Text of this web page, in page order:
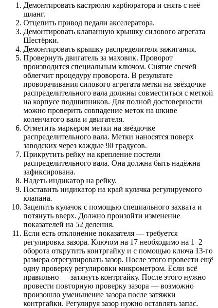
Демонтировать кастрюлю карбюратора и снять с неё
шланг.
Отцепить привод педали акселератора.
Демонтировать клапанную крышку силового агрегата
Шестёрки.
Демонтировать крышку распределителя зажигания.
Провернуть двигатель за маховик. Проворот
производится специальным ключом. Снятие свечей
облегчит процедуру проворота. В результате
проворачивания силового агрегата метки на звёздочке
распределительного вала должны совместиться с меткой
на корпусе подшипников. Для полной достоверности
можно проверить совпадение меток на шкиве
коленчатого вала и двигателя.
Отметить маркером метки на звёздочке
распределительного вала. Метки наносятся поверх
заводских через каждые 90 градусов.
Прикрутить рейку на крепление постели
распределительного вала. Она должна быть надёжна
зафиксирована.
Надеть индикатор на рейку.
Поставить индикатор на край кулачка регулируемого
клапана.
Зацепить кулачок с помощью специального захвата и
потянуть вверх. Должно произойти изменение
показателей на 52 деления.
Если есть отклонение показателя — требуется
регулировка зазора. Ключом на 17 необходимо на 1–2
оборота открутить контргайку и с помощью ключа 13-го
размера отрегулировать зазор. После этого провести ещё
одну проверку регулировки микрометром. Если всё
правильно — затянуть контргайку. После этого нужно
провести повторную проверку зазора — возможно
произошло уменьшение зазора после затяжки
контргайки. Регулируя зазор нужно оставлять запас.